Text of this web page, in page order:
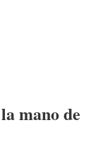
mano de